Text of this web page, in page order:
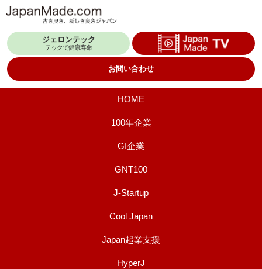
テ
ジェロンテック
テックで健康寿命
お問い合わせ
HOME
100年企業
GI企業
GNT100
J-Startup
Cool Japan
Japan起業支援
HyperJ